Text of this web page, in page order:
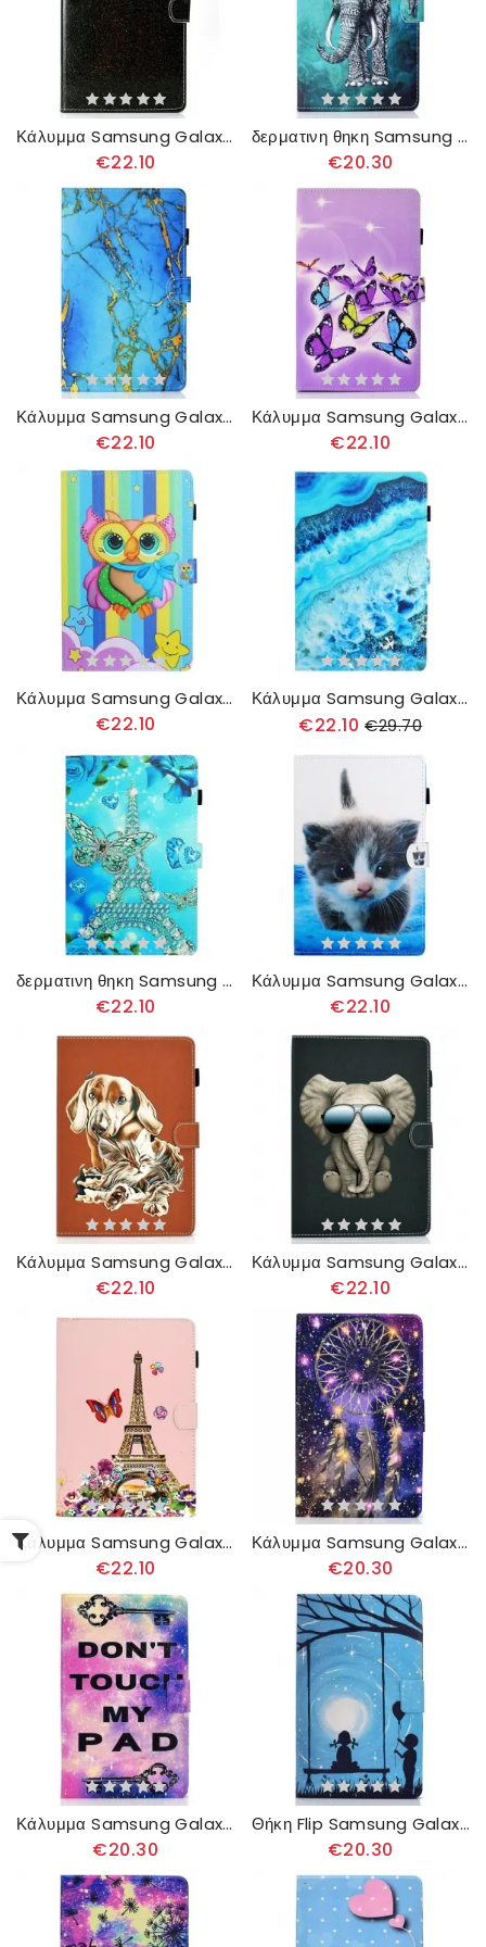
Κάλυμμα Samsung Galaxy Tab S6 Lite Αφρώδης Λάμψη
€22.10
δερματινη θηκη Samsung Galaxy Tab S6 Lite Φυλετικός Ελέφαντας
€20.30
Κάλυμμα Samsung Galaxy Tab S6 Lite Μαρμάρινο Στυλ
€22.10
Κάλυμμα Samsung Galaxy Tab S6 Lite Πεταλούδες
€22.10
Κάλυμμα Samsung Galaxy Tab S6 Lite Αστείο Πουλί
€22.10
Κάλυμμα Samsung Galaxy Tab S6 Lite Κύμα
€22.10 €29.70
δερματινη θηκη Samsung Galaxy Tab S6 Lite Διαμάντι Του Πύργου Του Άιφελ
€22.10
Κάλυμμα Samsung Galaxy Tab S6 Lite Γατάκι
€22.10
Κάλυμμα Samsung Galaxy Tab S6 Lite Σκύλος Και Γάτα
€22.10
Κάλυμμα Samsung Galaxy Tab S6 Lite Ελέφαντας Ανώνυμη Περιήγηση
€22.10
Κάλυμμα Samsung Galaxy Tab S6 Lite Πύργος Του Άιφελ Το Καλοκαίρι
€22.10
Κάλυμμα Samsung Galaxy Tab S6 Lite Night Dream Catcher
€20.30
Κάλυμμα Samsung Galaxy Tab S6 Lite Μην Αγγίζεις Το Μπλοκ Μου
€20.30
Θήκη Flip Samsung Galaxy Tab S6 Lite Lovers On The Swing
€20.30